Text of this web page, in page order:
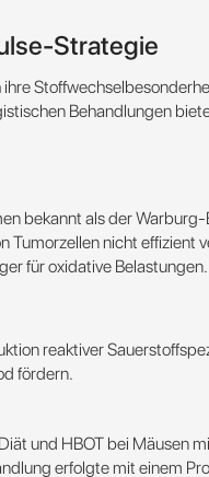
Strategie
Behandlungen
bekannt als der
Tumorzellen nicht effizient
für oxidative Belastungen​​.
reaktiver
fördern​​.
und HBOT bei Mäusen
erfolgte mit einem